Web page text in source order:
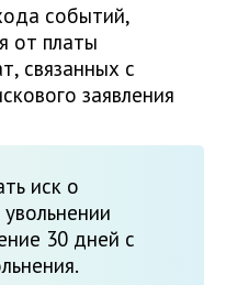
событий,
от платы
связанных с
заявления
иск о
30 дней с